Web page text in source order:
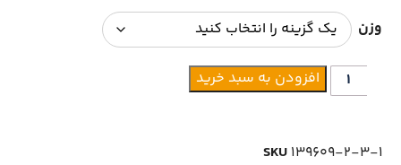
وزن
افزودن به سبد خرید
SKU 139609-2-3-1